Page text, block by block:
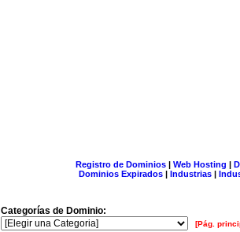
Registro de Dominios| Web Hosting |
Dominios Expirados | Industrias |
Categorías de Dominio:
[Pág.